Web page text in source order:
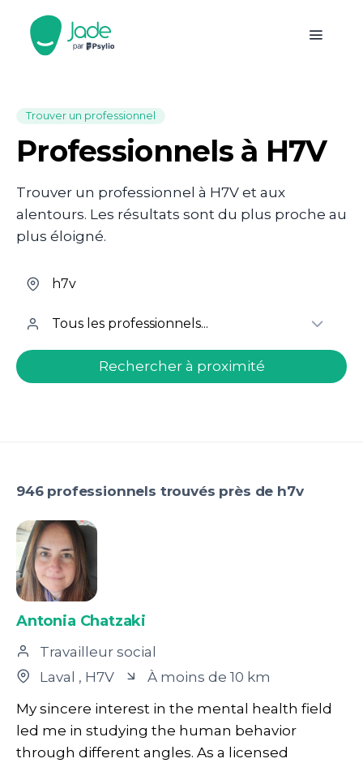
Trouver un professionnel
Professionnels à H7V
Trouver un professionnel à H7V et aux
alentours. Les résultats sont du plus proche au
plus éloigné.
welcome.search.find.subtitle
Rechercher à proximité
946 professionnels trouvés près de h7v
Antonia Chatzaki
Travailleur social
Laval , H7V
À moins de 10 km
My sincere interest in the mental health field
led me in studying the human behavior
through different angles. As a licensed